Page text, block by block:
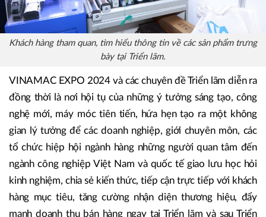
Khách hàng tham quan, tìm hiểu thông tin về các sản phẩm trưng
bày tại Triển lãm.
VINAMAC EXPO 2024 và các chuyên đề Triển lãm diễn ra
đồng thời là nơi hội tụ của những ý tưởng sáng tạo, công
nghệ mới, máy móc tiên tiến, hứa hẹn tạo ra một không
gian lý tưởng để các doanh nghiệp, giới chuyên môn, các